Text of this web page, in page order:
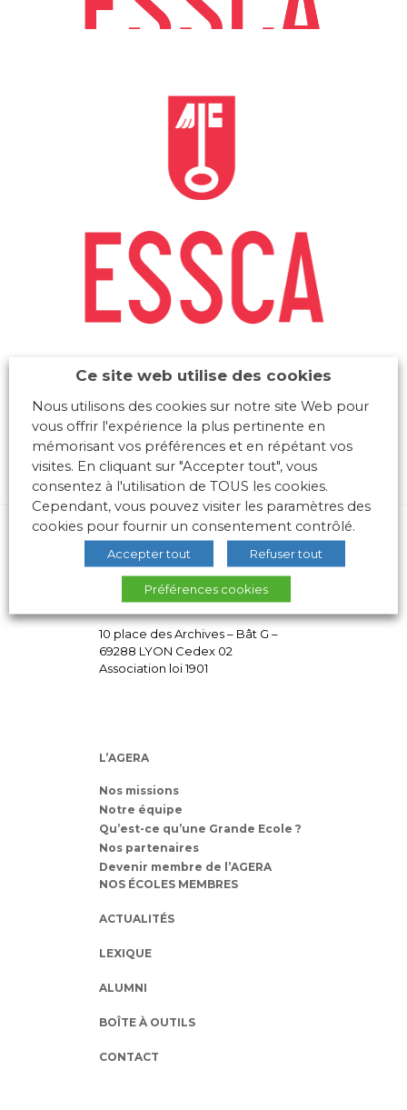
10 place des Archives – Bât G –
69288 LYON Cedex 02
Association loi 1901
L’AGERA
Nos missions
Notre équipe
Qu’est-ce qu’une Grande Ecole ?
Nos partenaires
Devenir membre de l’AGERA
NOS ÉCOLES MEMBRES
ACTUALITÉS
LEXIQUE
ALUMNI
BOÎTE À OUTILS
CONTACT
Ce site web utilise des cookies
Nous utilisons des cookies sur notre site Web pour
vous offrir l'expérience la plus pertinente en
mémorisant vos préférences et en répétant vos
visites. En cliquant sur "Accepter tout", vous
consentez à l'utilisation de TOUS les cookies.
Cependant, vous pouvez visiter les paramètres des
cookies pour fournir un consentement contrôlé.
Accepter tout Refuser tout
Préférences cookies